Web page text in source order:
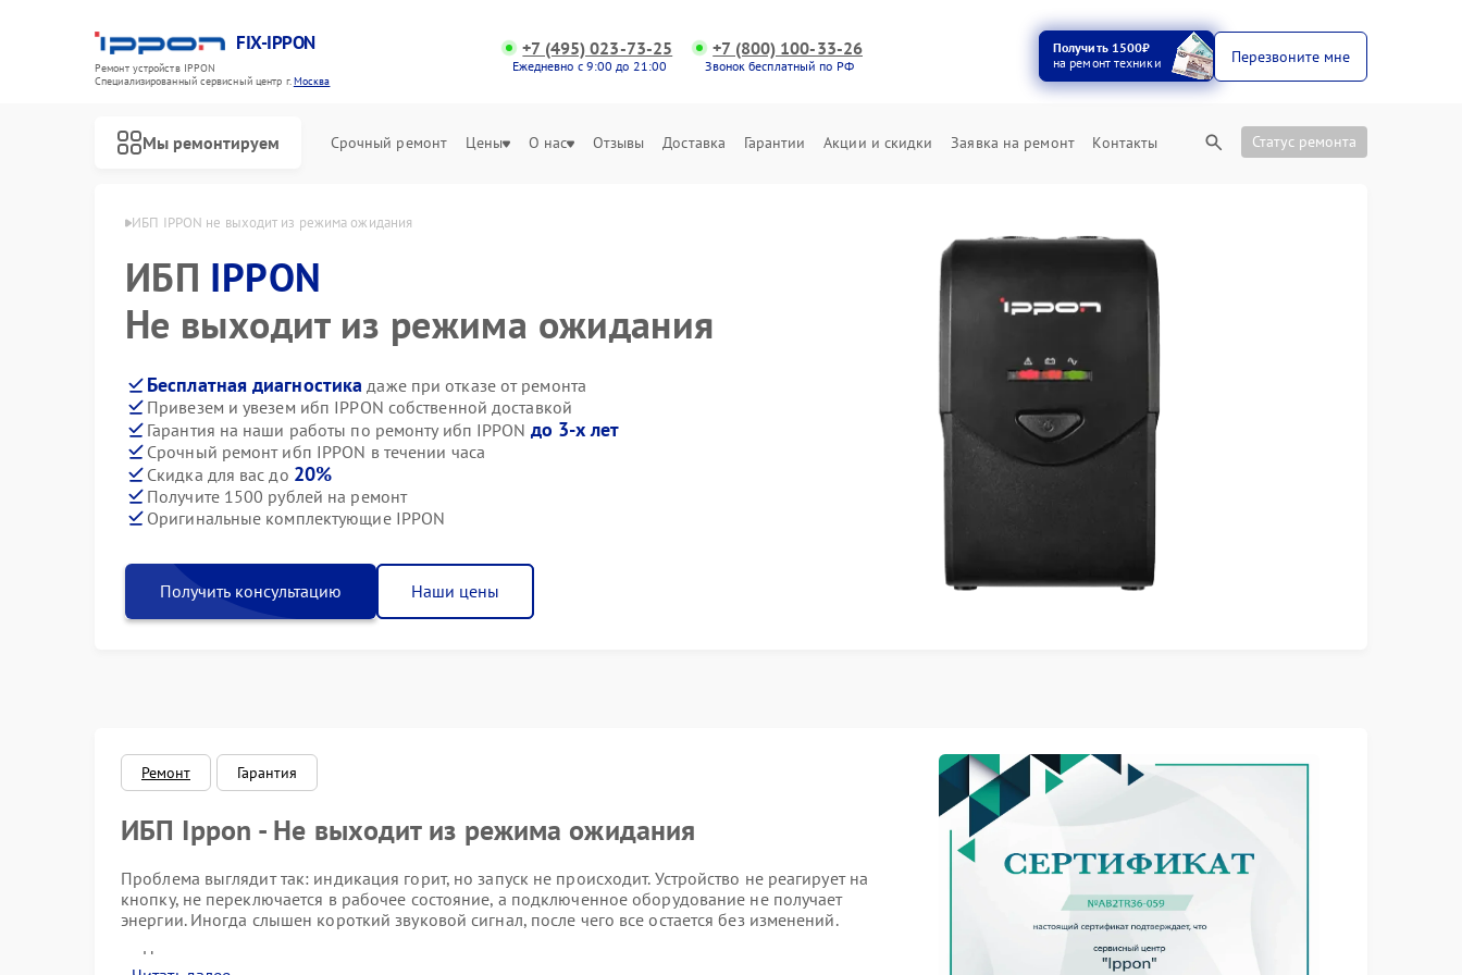
FIX-IPPON
Ремонт устройств IPPON
Специализированный cервисный центр г.Москва
+7 (495) 023-73-25
Ежедневно с 9:00 до 21:00
+7 (800) 100-33-26
Звонок бесплатный по РФ
Получить 1500₽
на ремонт техники
Перезвоните мне
Мы ремонтируем Срочный ремонт Цены О нас Отзывы Доставка Гарантии Акции и скидки Заявка на ремонт Контакты Статус ремонта
IPPON в Москве ИБП IPPON не выходит из режима ожидания
ИБП IPPON
Не выходит из режима ожидания
Бесплатная диагностика даже при отказе от ремонта
Привезем и увезем ибп IPPON собственной доставкой
Гарантия на наши работы по ремонту ибп IPPON до 3-х лет
Срочный ремонт ибп IPPON в течении часа
Скидка для вас до 20%
Получите 1500 рублей на ремонт
Оригинальные комплектующие IPPON
Получить консультацию Наши цены
Ремонт Гарантия
ИБП Ippon - Не выходит из режима ожидания
Проблема выглядит так: индикация горит, но запуск не происходит. Устройство не реагирует на
кнопку, не переключается в рабочее состояние, а подключенное оборудование не получает
энергии. Иногда слышен короткий звуковой сигнал, после чего все остается без изменений.
Не запускается при нажатии кнопки